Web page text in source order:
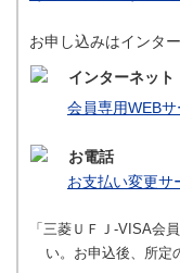
お申し込みはインタ
インターネット
会員専用WEB
お電話
お支払い変更サ
「三菱ＵＦＪ-VISA会
い。お申込後、所定